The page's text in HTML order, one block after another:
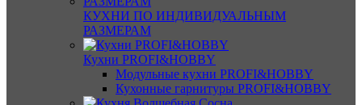
КУХНИ ПО ИНДИВИДУАЛЬНЫМ
РАЗМЕРАМ
Кухни PROFI&HOBBY
Модульные кухни PROFI&HOBBY
Кухонные гарнитуры PROFI&HOBBY